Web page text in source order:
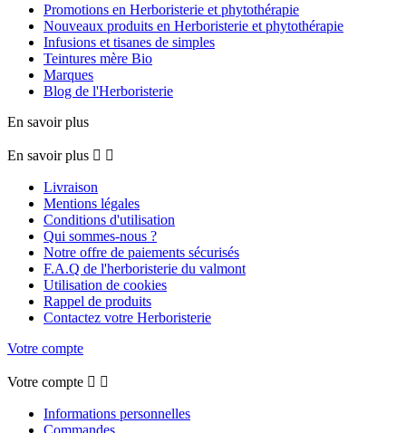
Promotions en Herboristerie et phytothérapie
Nouveaux produits en Herboristerie et phytothérapie
Infusions et tisanes de simples
Teintures mère Bio
Marques
Blog de l'Herboristerie
En savoir plus
En savoir plus  
Livraison
Mentions légales
Conditions d'utilisation
Qui sommes-nous ?
Notre offre de paiements sécurisés
F.A.Q de l'herboristerie du valmont
Utilisation de cookies
Rappel de produits
Contactez votre Herboristerie
Votre compte
Votre compte  
Informations personnelles
Commandes